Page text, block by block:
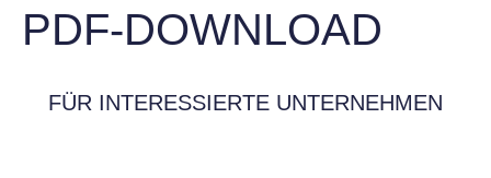
PDF-DOWNLOAD
FÜR INTERESSIERTE UNTERNEHMEN